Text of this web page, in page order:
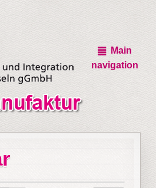
Main
navigation